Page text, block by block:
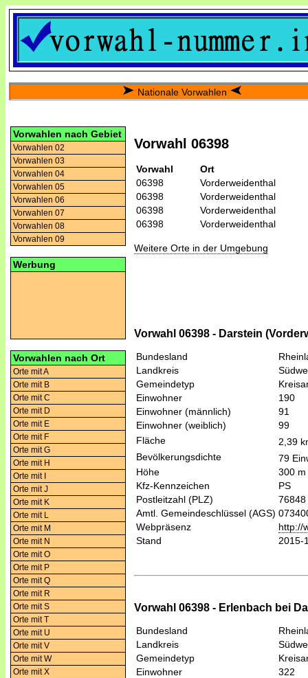
Nationale Vorwahlen
Vorwahlen nach Gebiet
Vorwahlen 02
Vorwahlen 03
Vorwahlen 04
Vorwahlen 05
Vorwahlen 06
Vorwahlen 07
Vorwahlen 08
Vorwahlen 09
Werbung
Vorwahlen nach Ort
Orte mit A
Orte mit B
Orte mit C
Orte mit D
Orte mit E
Orte mit F
Orte mit G
Orte mit H
Orte mit I
Orte mit J
Orte mit K
Orte mit L
Orte mit M
Orte mit N
Orte mit O
Orte mit P
Orte mit Q
Orte mit R
Orte mit S
Orte mit T
Orte mit U
Orte mit V
Orte mit W
Orte mit X
Vorwahl 06398
Vorwahl
Ort
06398
Vorderweidenthal
06398
Vorderweidenthal
06398
Vorderweidenthal
06398
Vorderweidenthal
Weitere Orte in der Umgebung
Vorwahl 06398 - Darstein
Bundesland
Landkreis
Gemeindetyp
Einwohner
190
Einwohner (männlich)
91
Einwohner (weiblich)
99
Fläche
2,39
Bevölkerungsdichte
79
Höhe
300 m
Kfz-Kennzeichen
PS
Postleitzahl (PLZ)
76848
Amtl. Gemeindeschlüssel (AGS)
Webpräsenz
http://
Stand
2015-
Vorwahl 06398 - Erlenbach bei
Bundesland
Landkreis
Gemeindetyp
Einwohner
322